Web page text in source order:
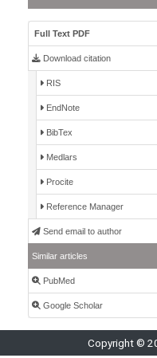
Full Text PDF
Download citation
RIS
EndNote
BibTex
Medlars
Procite
Reference Manager
Send email to author
Similar articles
PubMed
Google Scholar
Copyright ©